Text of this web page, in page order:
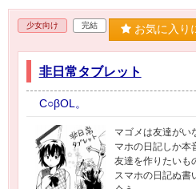
少女向け 完結 お気に入り
非日常タブレット
C○βOL。
マゴメは友達がい
マホの日記しか本
友達を作りたいも
スマホの日記ぬ書